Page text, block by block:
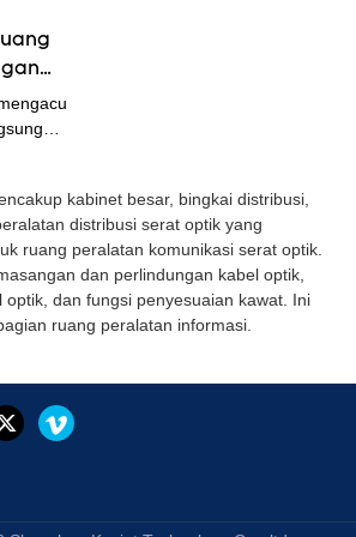
kabinet besar, bingkai distribusi,
distribusi serat optik yang
ruang peralatan komunikasi serat optik.
dan perlindungan kabel optik,
optik, dan fungsi penyesuaian kawat. Ini
ruang peralatan informasi.
EMC
yang
dan
jaringan
Sangat
jalan,
datar.